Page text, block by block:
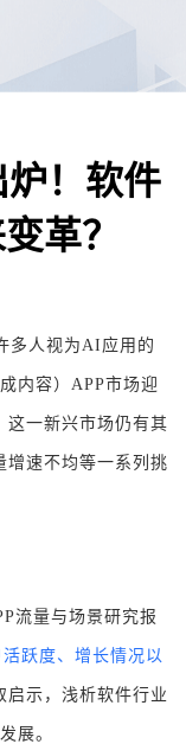
！软件
革？
多人视为AI应用的
内容）APP市场迎
这一新兴市场仍有其
增速不均等一系列挑
流量与场景研究报
跃度、增长情况以
启示，浅析软件行业
展。